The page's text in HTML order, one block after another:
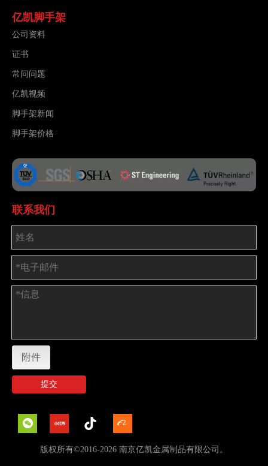
亿凯脚手架
公司资料
证书
常问问题
亿凯视频
脚手架新闻
脚手架价格
联系我们
附件
提交
版权所有©2016-2026 南京亿凯金属制品有限公司。